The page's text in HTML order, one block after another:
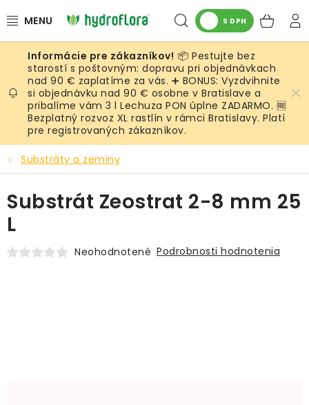
na
Hľadať
S DPH
RASTLINY
UMELÉ RASTLINY
KVETINÁČE
SUBSTRÁTY A PRÍSLUŠENSTVO
SERVIS INTERIÉROVEJ ZELENE
📦 Pestujte bez
starostí s poštovným: dopravu pri objednávkach
nad 90 € zaplatíme za vás. ➕ BONUS: Vyzdvihnite
si objednávku nad 90 € osobne v Bratislave a
pribalíme vám 3 l Lechuza PON úplne ZADARMO. 🆓
Bezplatný rozvoz XL rastlín v rámci Bratislavy. Platí
pre registrovaných zákazníkov.
Substráty a zeminy
Substrát Zeostrat 2-8 mm 25
L
Neohodnotené Podrobnosti hodnotenia